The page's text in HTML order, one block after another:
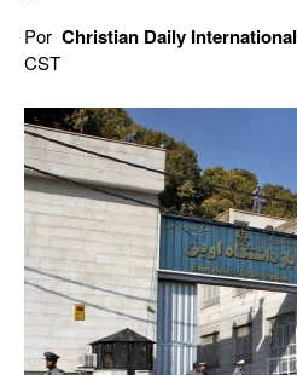
Por Christian Daily International
CST